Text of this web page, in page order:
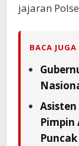
jajaran
BACA JUGA
Pimpin